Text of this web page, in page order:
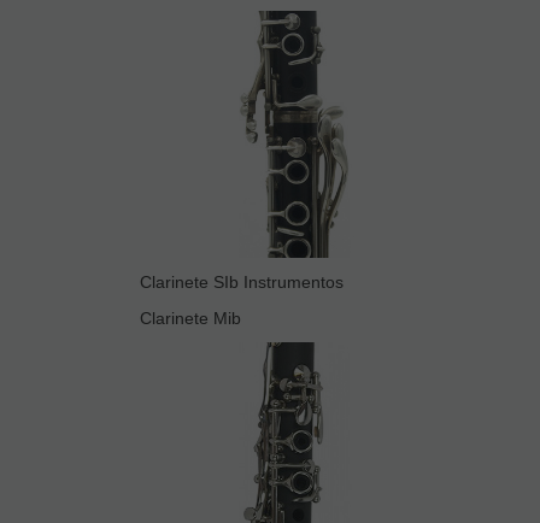
Clarinete SIb Instrumentos
Clarinete Mib